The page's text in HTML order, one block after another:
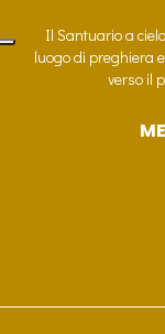
Il Santuario a
luogo di preghiera
verso il